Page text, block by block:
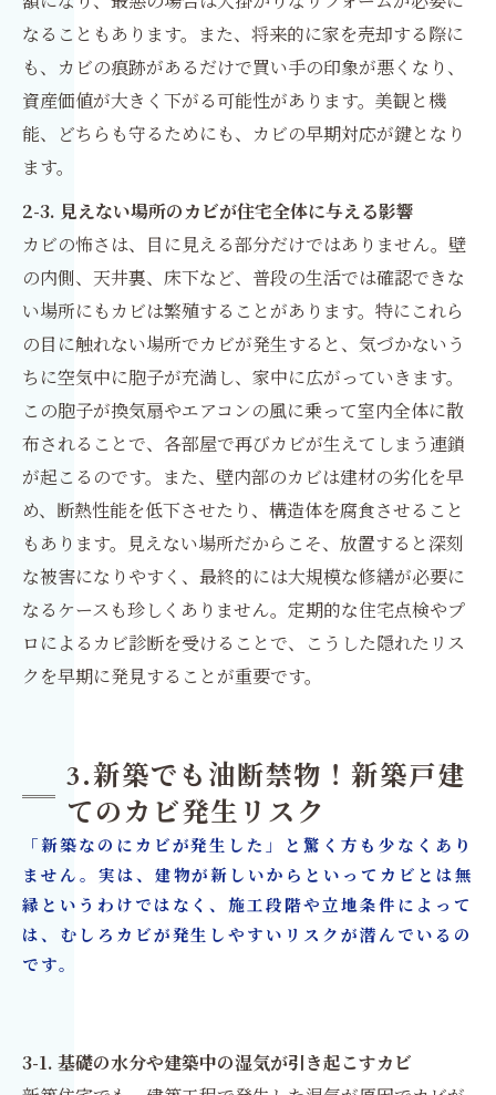
なることもあります。また、将来的に家を売却する際に
も、カビの痕跡があるだけで買い手の印象が悪くなり、
資産価値が大きく下がる可能性があります。美観と機
能、どちらも守るためにも、カビの早期対応が鍵となり
ます。
2-3. 見えない場所のカビが住宅全体に与える影響
カビの怖さは、目に見える部分だけではありません。壁
の内側、天井裏、床下など、普段の生活では確認できな
い場所にもカビは繁殖することがあります。特にこれら
の目に触れない場所でカビが発生すると、気づかないう
ちに空気中に胞子が充満し、家中に広がっていきます。
この胞子が換気扇やエアコンの風に乗って室内全体に散
布されることで、各部屋で再びカビが生えてしまう連鎖
が起こるのです。また、壁内部のカビは建材の劣化を早
め、断熱性能を低下させたり、構造体を腐食させること
もあります。見えない場所だからこそ、放置すると深刻
な被害になりやすく、最終的には大規模な修繕が必要に
なるケースも珍しくありません。定期的な住宅点検やプ
ロによるカビ診断を受けることで、こうした隠れたリス
クを早期に発見することが重要です。
3.新築でも油断禁物！新築戸建
てのカビ発生リスク
「新築なのにカビが発生した」と驚く方も少なくあり
ません。実は、建物が新しいからといってカビとは無
縁というわけではなく、施工段階や立地条件によって
は、むしろカビが発生しやすいリスクが潜んでいるの
です。
3-1. 基礎の水分や建築中の湿気が引き起こすカビ